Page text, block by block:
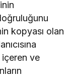
kopyası olan
içeren ve